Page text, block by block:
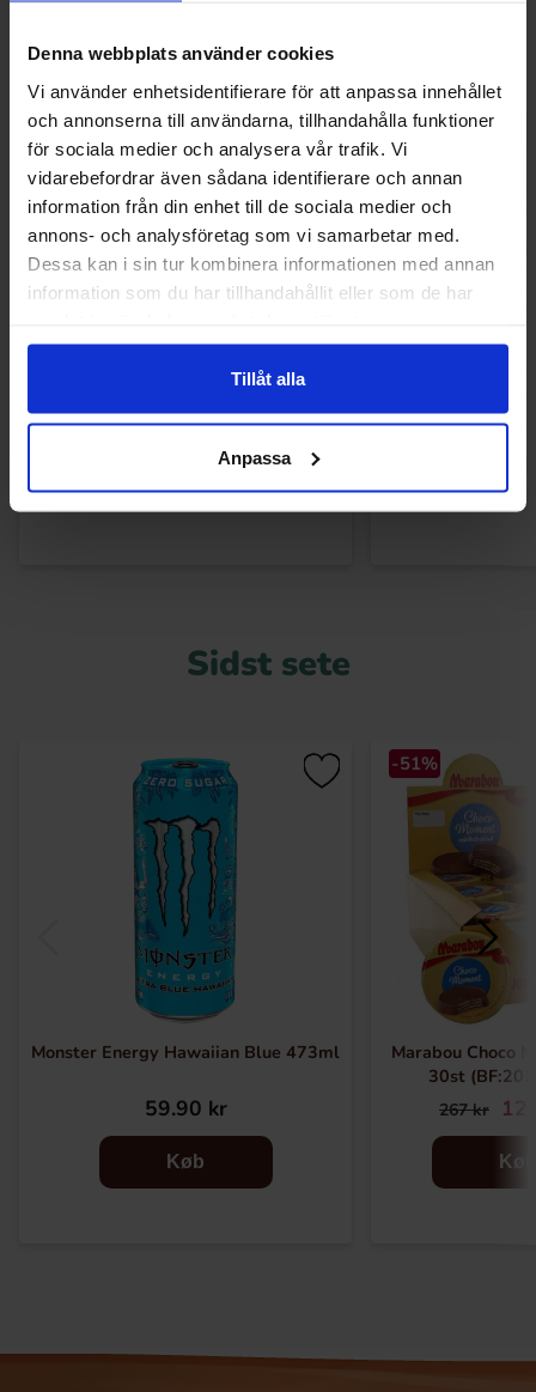
Denna webbplats använder cookies
Vi använder enhetsidentifierare för att anpassa innehållet
och annonserna till användarna, tillhandahålla funktioner
för sociala medier och analysera vår trafik. Vi
vidarebefordrar även sådana identifierare och annan
information från din enhet till de sociala medier och
annons- och analysföretag som vi samarbetar med.
Dessa kan i sin tur kombinera informationen med annan
information som du har tillhandahållit eller som de har
Tillåt alla
Anpassa
M&Ms Honey Roasted Peanut 49g
24.90 kr
-59%
16.90 kr
Sidst sete
Monster Energy Hawaiian Blue 473ml
59.90 kr
Køb
-51%
Marabou Choco
30st
267 kr
Køb